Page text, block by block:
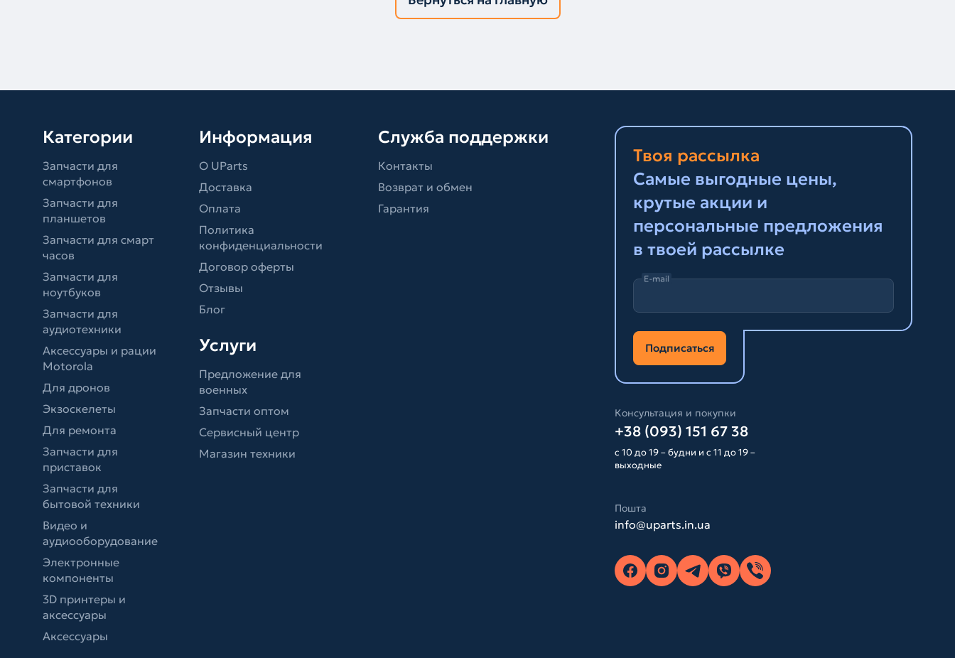
Категории
Запчасти для
смартфонов
Запчасти для
планшетов
Запчасти для смарт
часов
Запчасти для
ноутбуков
Запчасти для
аудиотехники
Аксессуары и рации
Motorola
Для дронов
Экзоскелеты
Для ремонта
Запчасти для
приставок
Запчасти для
бытовой техники
Видео и
аудиооборудование
Электронные
компоненты
3D принтеры и
аксессуары
Аксессуары
Информация
О UParts
Доставка
Оплата
Политика
конфиденциальности
Договор оферты
Отзывы
Блог
Услуги
Предложение для
военных
Запчасти оптом
Сервисный центр
Магазин техники
Служба поддержки
Контакты
Возврат и обмен
Гарантия
Твоя рассылка
Самые выгодные цены,
крутые акции и
персональные предложения
в твоей рассылке
E-mail
Подписаться
Консультация и покупки
+38 (093) 151 67 38
с 10 до 19 – будни и с 11 до 19 –
выходные
Пошта
info@uparts.in.ua